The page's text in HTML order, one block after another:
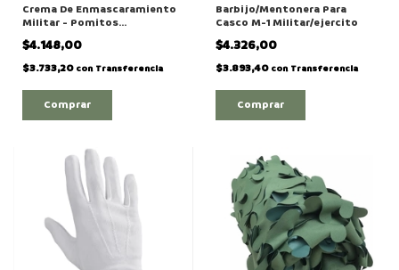
Crema De Enmascaramiento
Militar - Pomitos
"Individual"
$4.148,00
$3.733,20 con Transferencia
Comprar
Barbijo/Mentonera Para
Casco M-1 Militar/ejercito
$4.326,00
$3.893,40 con Transferencia